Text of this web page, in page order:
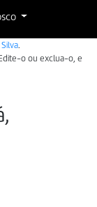
Silva.
o ou exclua-o, e